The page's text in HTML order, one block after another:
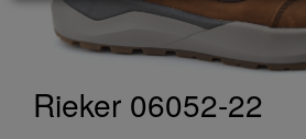
Rieker 06052-22